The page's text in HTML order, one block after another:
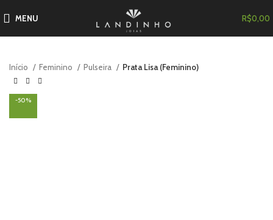
MENU R$0,00
Início Feminino Pulseira Prata Lisa (Feminino)
-50%